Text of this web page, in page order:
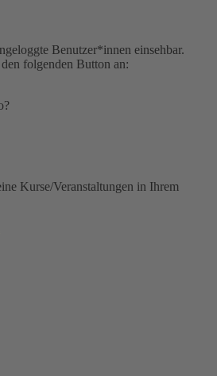
Benutzer*innen einsehbar.
folgenden Button an:
Kurse/Veranstaltungen in Ihrem